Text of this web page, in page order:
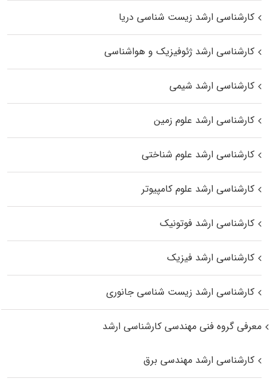
کارشناسی ارشد زیست‌ شناسی دریا
کارشناسی ارشد ژئوفیزیک و هواشناسی
کارشناسی ارشد شیمی
کارشناسی ارشد علوم زمین
کارشناسی ارشد علوم شناختی
کارشناسی ارشد علوم کامپیوتر
کارشناسی ارشد فوتونیک
کارشناسی ارشد فیزیک
کارشناسی ارشد زیست‌ شناسی جانوری
معرفی گروه فنی مهندسی کارشناسی ارشد
کارشناسی ارشد مهندسی برق